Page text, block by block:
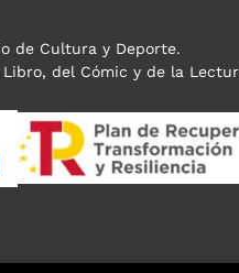
de Cultura y Deporte.
del Cómic y de la